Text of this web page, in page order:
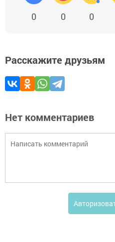
0 0 0
Расскажите друзьям
Нет комментариев